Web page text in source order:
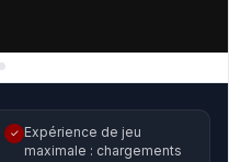
✓ Expérience de jeu
maximale : chargements